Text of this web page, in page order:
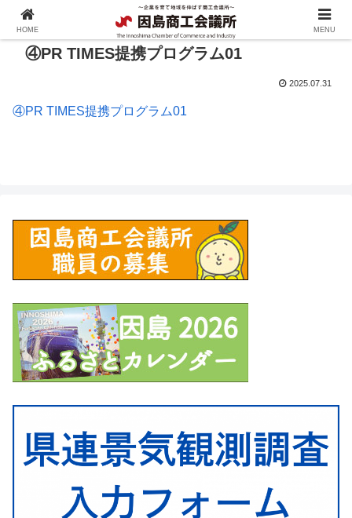
④PR TIMES提携プログラム01
2025.07.31
④PR TIMES提携プログラム01
HOME MENU